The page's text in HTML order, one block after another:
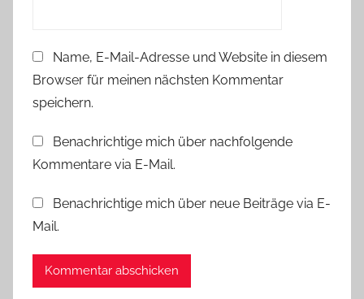
k
u
n
t
m
s
s
a
Name, E-Mail-Adresse und Website in diesem
Browser für meinen nächsten Kommentar
speichern.
Benachrichtige mich über nachfolgende
Kommentare via E-Mail.
Benachrichtige mich über neue Beiträge via E-
Mail.